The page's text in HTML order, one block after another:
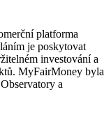
platforma
je poskytovat
investování a
MyFairMoney byla
a